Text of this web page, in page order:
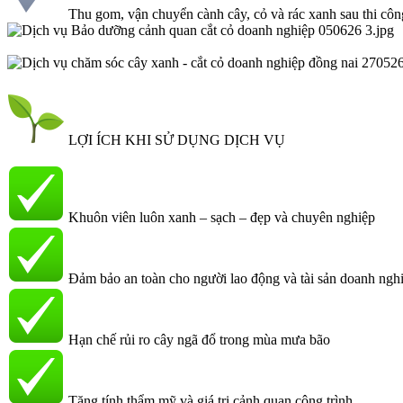
Thu gom, vận chuyển cành cây, cỏ và rác xanh sau thi
LỢI ÍCH KHI SỬ DỤNG DỊCH VỤ
Khuôn viên luôn xanh – sạch – đẹp và chuyên nghiệp
Đảm bảo an toàn cho người lao động và tài sản doanh
Hạn chế rủi ro cây ngã đổ trong mùa mưa bão